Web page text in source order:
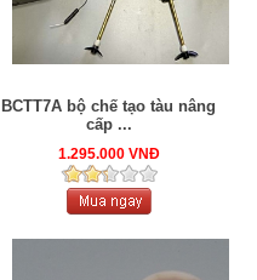
BCTT7A bộ chế tạo tàu nâng
cấp ...
1.295.000 VNĐ